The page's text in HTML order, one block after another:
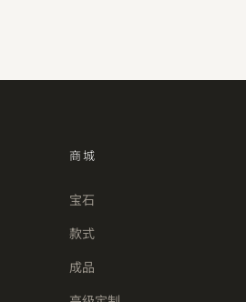
商城
宝石
款式
成品